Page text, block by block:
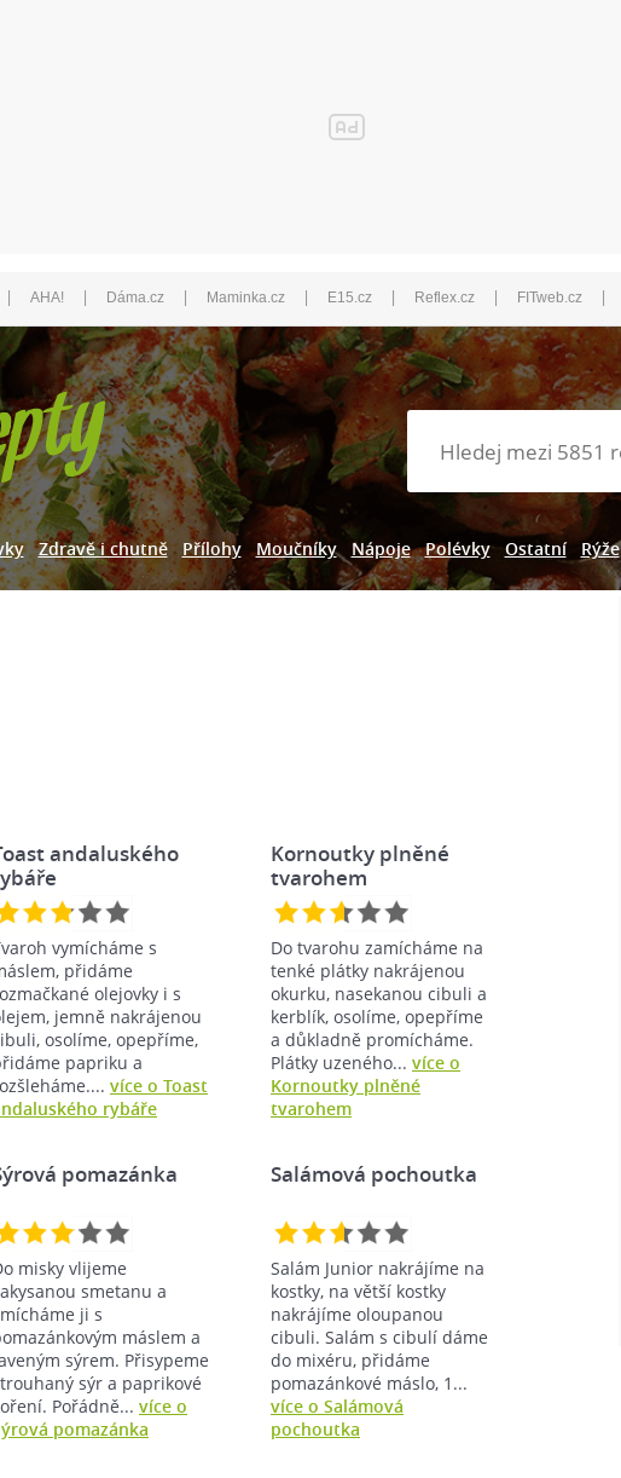
| AHA! | Dáma.cz | Maminka.cz | E15.cz | Reflex.cz | FITweb.cz |
Zdravě i chutně Přílohy Moučníky Nápoje Polévky Ostatní Rýže
andaluského
vymícháme s
přidáme
olejovky i s
jemně nakrájenou
osolíme, opepříme,
papriku a
více o Toast
rybáře
Kornoutky plněné
tvarohem
Do tvarohu zamícháme na
tenké plátky nakrájenou
okurku, nasekanou cibuli a
kerblík, osolíme, opepříme
a důkladně promícháme.
Plátky uzeného... více o
Kornoutky plněné
tvarohem
pomazánka
misky vlijeme
smetanu a
ji s
máslem a
sýrem. Přisypeme
sýr a paprikové
Pořádně... více o
pomazánka
Salámová pochoutka
Salám Junior nakrájíme na
kostky, na větší kostky
nakrájíme oloupanou
cibuli. Salám s cibulí dáme
do mixéru, přidáme
pomazánkové máslo, 1...
více o Salámová
pochoutka